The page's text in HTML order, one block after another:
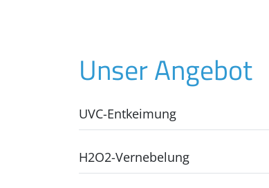
Unser Angebot
UVC-Entkeimung
H2O2-Vernebelung